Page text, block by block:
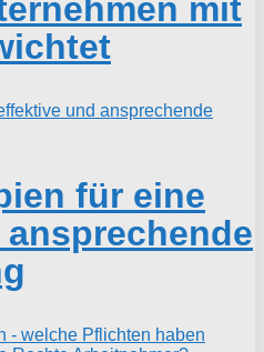
mit
für eine